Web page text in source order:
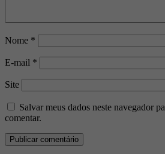
Nome *
E-mail *
Site
Salvar meus dados neste navegador
comentar.